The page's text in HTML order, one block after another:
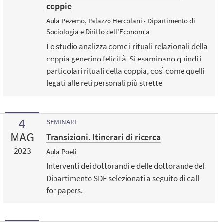
coppie
Aula Pezemo, Palazzo Hercolani - Dipartimento di
Sociologia e Diritto dell'Economia
Lo studio analizza come i rituali relazionali della
coppia generino felicità. Si esaminano quindi i
particolari rituali della coppia, così come quelli
legati alle reti personali più strette
4
MAG
2023
SEMINARI
Transizioni. Itinerari di ricerca
Aula Poeti
Interventi dei dottorandi e delle dottorande del
Dipartimento SDE selezionati a seguito di call
for papers.